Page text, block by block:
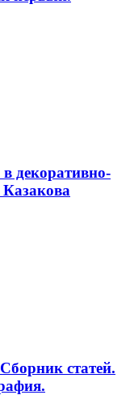
декоративно-
Казакова
статей.